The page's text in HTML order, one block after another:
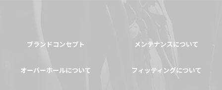
ブランドコンセプト メンテナンスについて
オーバーホールについて フィッティングについて